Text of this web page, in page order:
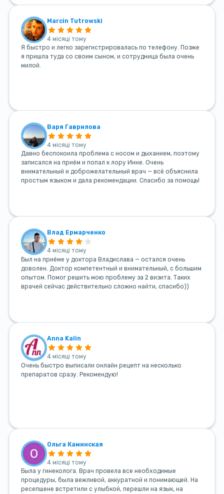
Marcin Tutrowski
4 місяці тому
Я быстро и легко зарегистрировалась по телефону. Позже
я пришла туда со своим сыном, и сотрудница была очень
милой.
Варя Гаврилова
4 місяці тому
Давно беспокоила проблема с носом и дыханием, поэтому
записался на приём и попал к лору Инне. Очень
внимательный и доброжелательный врач — всё объяснила
простым языком и дала рекомендации. Спасибо за помощь!
Влад Ермарченко
4 місяці тому
Был на приёме у доктора Владислава — остался очень
доволен. Доктор компетентный и внимательный, с большим
опытом. Помог решить мою проблему за 2 визита. Таких
врачей сейчас действительно сложно найти, спасибо))
Anna Kalin
4 місяці тому
Очень быстро выписали онлайн рецепт на несколько
препаратов сразу. Рекомендую!
Ольга Каминская
4 місяці тому
Была у гинеколога. Врач провела все необходимые
процедуры, была вежливой, аккуратной и понимающей. На
ресепшене встретили с улыбкой, перешли на язык, на